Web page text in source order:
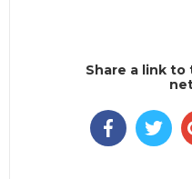
Share a link to